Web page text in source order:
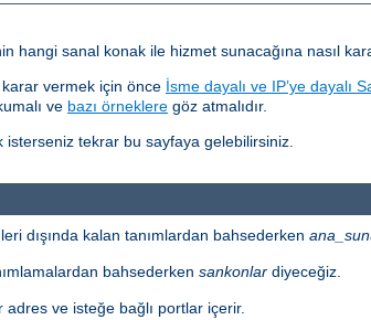
hangi sanal konak ile hizmet sunacağına nasıl
karar vermek için önce İsme dayalı ve IP’ye dayalı
ve bazı örneklere göz atmalıdır.
isterseniz tekrar bu sayfaya gelebilirsiniz.
dışında kalan tanımlardan bahsederken
bahsederken sankonlar diyeceğiz.
adres ve isteğe bağlı portlar içerir.